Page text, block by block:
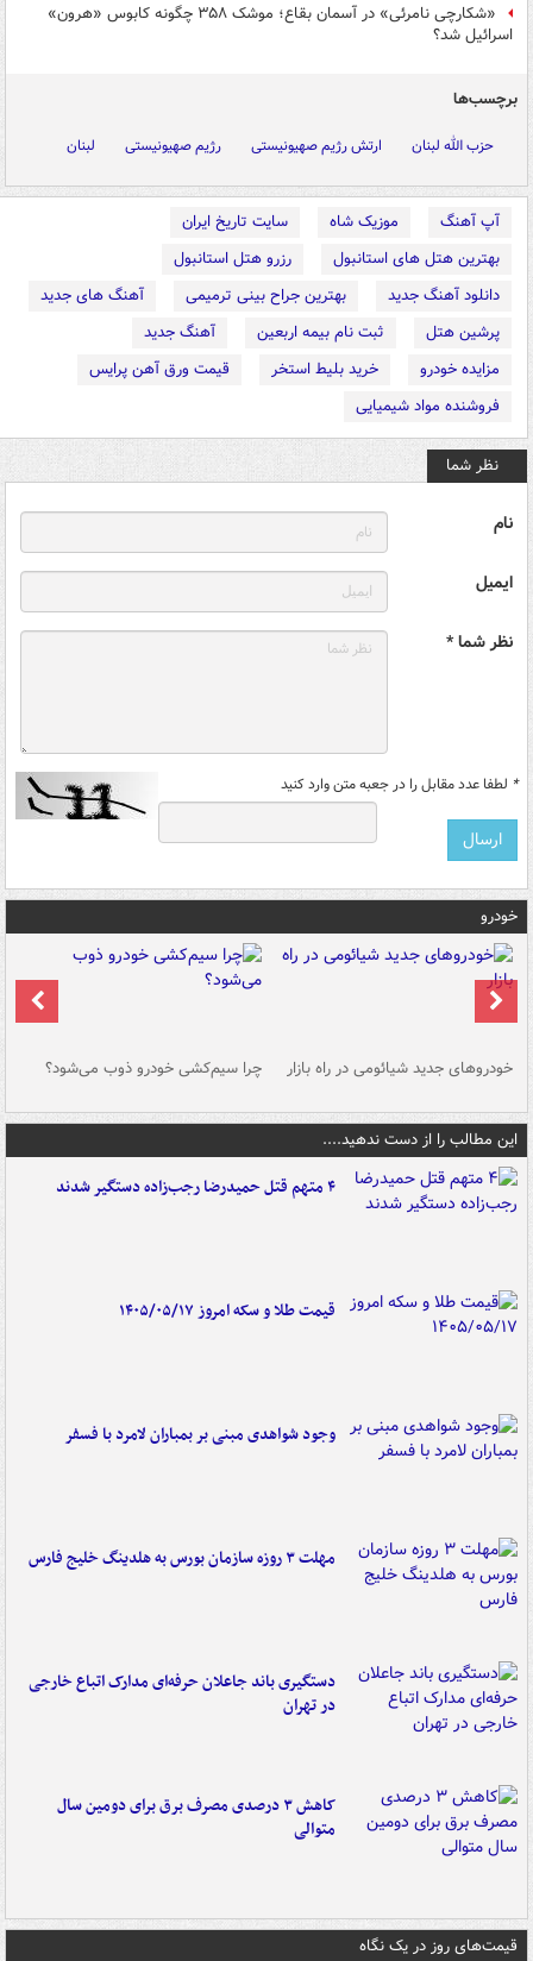
«شکارچی نامرئی» در آسمان بقاع؛ موشک ۳۵۸ چگونه کابوس «هرون»
اسرائیل شد؟
برچسب‌ها
حزب الله لبنان ارتش رژیم صهیونیستی رژیم صهیونیستی لبنان
آپ آهنگ موزیک شاه
سایت تاریخ ایران
بهترین هتل های استانبول
رزرو هتل استانبول
دانلود آهنگ جدید
بهترین جراح بینی ترمیمی
آهنگ های جدید
پرشین هتل
ثبت نام بیمه اربعین
آهنگ جدید
مزایده خودرو
خرید بلیط استخر
قیمت ورق آهن پرایس
فروشنده مواد شیمیایی
نظر شما
نام
ایمیل
نظر شما *
* لطفا عدد مقابل را در جعبه متن وارد کنید
خودرو
خودروهای جدید شیائومی در راه بازار چرا سیم‌کشی خودرو ذوب می‌شود؟
این مطالب را از دست ندهید....
۴ متهم قتل حمیدرضا رجب‌زاده دستگیر شدند
قیمت طلا و سکه امروز ۱۴۰۵/۰۵/۱۷
وجود شواهدی مبنی بر بمباران لامرد با فسفر
مهلت ۳ روزه سازمان بورس به هلدینگ خلیج فارس
دستگیری باند جاعلان حرفه‌ای مدارک اتباع خارجی
در تهران
کاهش ۳ درصدی مصرف برق برای دومین سال
متوالی
قیمت‌های روز در یک نگاه